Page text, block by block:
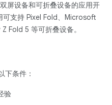
屏设备和可折叠设备的应用开
可支持 Pixel Fold、Microsoft
Fold 5 等可折叠设备。
下条件：
验